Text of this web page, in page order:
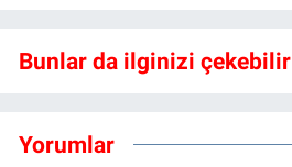
Bunlar da ilginizi çekebilir
Yorumlar